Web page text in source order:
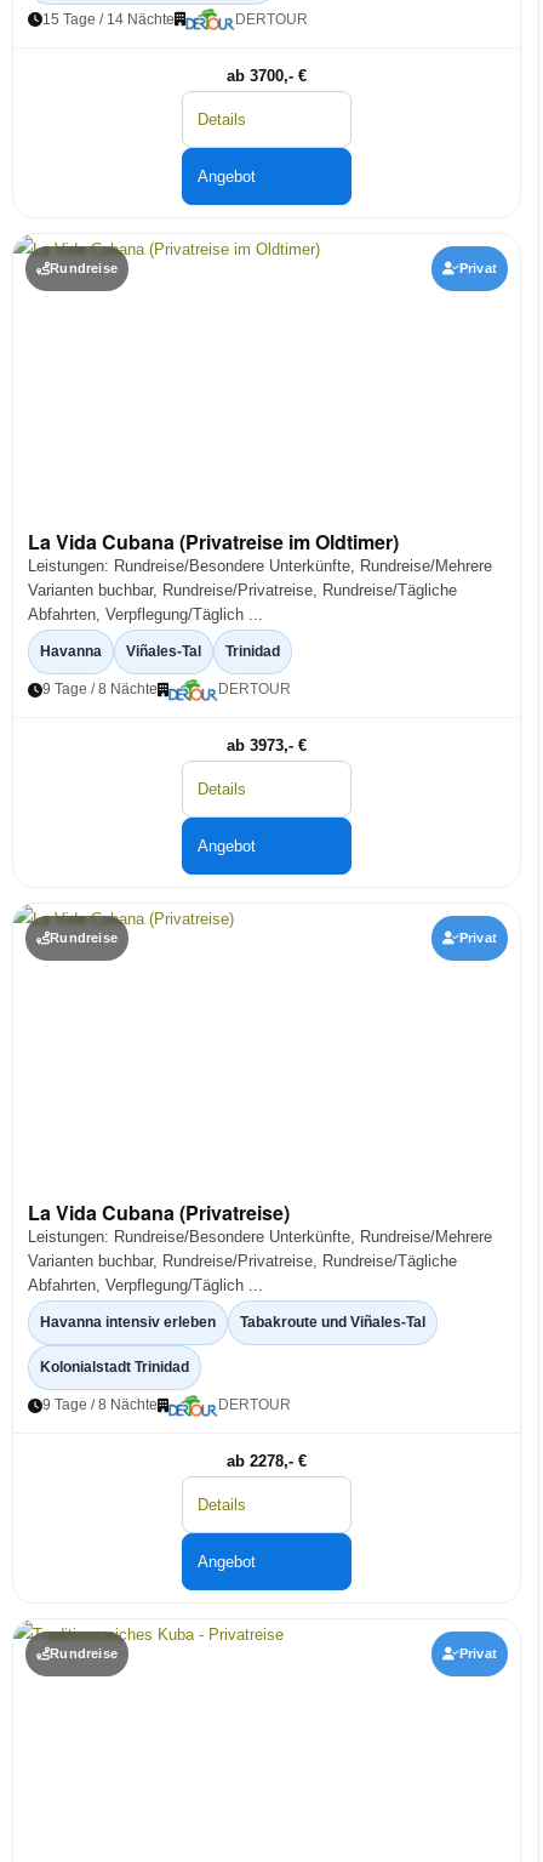
15 Tage / 14 Nächte DERTOUR
ab 3700,- €
Details
Angebot
Rundreise Privat
La Vida Cubana (Privatreise im Oldtimer)
Leistungen: Rundreise/Besondere Unterkünfte, Rundreise/Mehrere
Varianten buchbar, Rundreise/Privatreise, Rundreise/Tägliche
Abfahrten, Verpflegung/Täglich ...
Havanna Viñales-Tal Trinidad
9 Tage / 8 Nächte DERTOUR
ab 3973,- €
Details
Angebot
Rundreise Privat
La Vida Cubana (Privatreise)
Leistungen: Rundreise/Besondere Unterkünfte, Rundreise/Mehrere
Varianten buchbar, Rundreise/Privatreise, Rundreise/Tägliche
Abfahrten, Verpflegung/Täglich ...
Havanna intensiv erleben Tabakroute und Viñales-Tal
Kolonialstadt Trinidad
9 Tage / 8 Nächte DERTOUR
ab 2278,- €
Details
Angebot
Rundreise Privat